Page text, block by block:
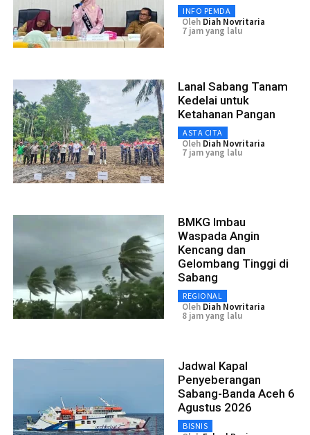
INFO PEMDA
Oleh Diah Novritaria
7 jam yang lalu
Lanal Sabang Tanam
Kedelai untuk
Ketahanan Pangan
ASTA CITA
Oleh Diah Novritaria
7 jam yang lalu
BMKG Imbau
Waspada Angin
Kencang dan
Gelombang Tinggi di
Sabang
REGIONAL
Oleh Diah Novritaria
8 jam yang lalu
Jadwal Kapal
Penyeberangan
Sabang-Banda Aceh 6
Agustus 2026
BISNIS